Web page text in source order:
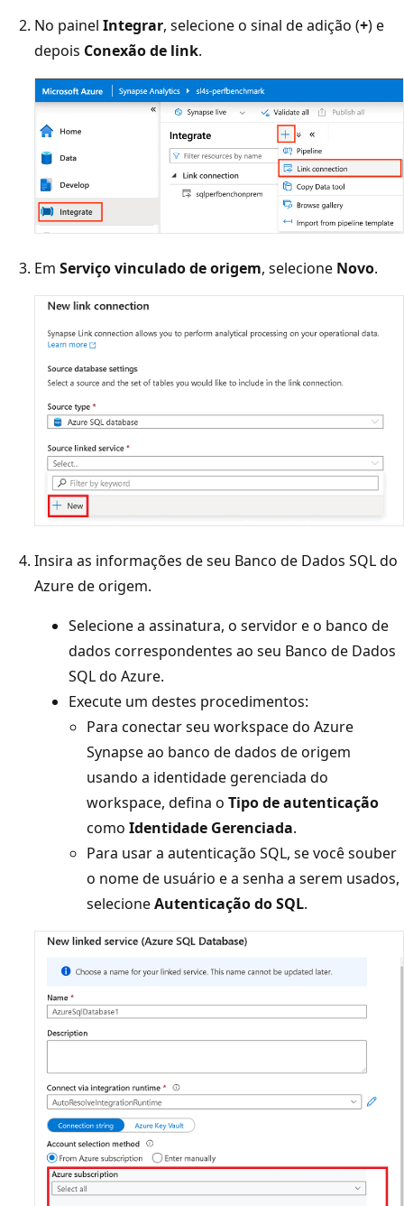
No painel Integrar, selecione o sinal de adição (+) e
depois Conexão de link.
Em Serviço vinculado de origem, selecione Novo.
Insira as informações de seu Banco de Dados SQL do
Azure de origem.
Selecione a assinatura, o servidor e o banco de
dados correspondentes ao seu Banco de Dados
SQL do Azure.
Execute um destes procedimentos:
Para conectar seu workspace do Azure
Synapse ao banco de dados de origem
usando a identidade gerenciada do
workspace, defina o Tipo de autenticação
como Identidade Gerenciada.
Para usar a autenticação SQL, se você souber
o nome de usuário e a senha a serem usados,
selecioneAutenticação do SQL.